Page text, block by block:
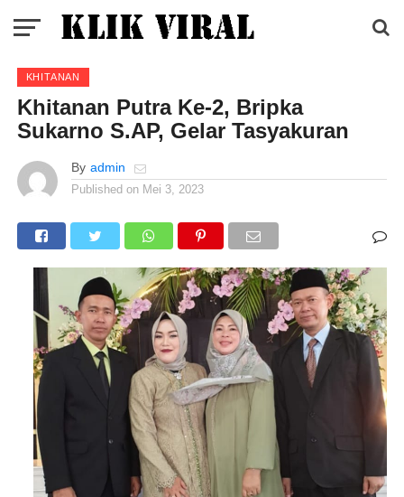
KHITANAN
Khitanan Putra Ke-2, Bripka
Sukarno S.AP, Gelar Tasyakuran
By admin
Published on Mei 3, 2023